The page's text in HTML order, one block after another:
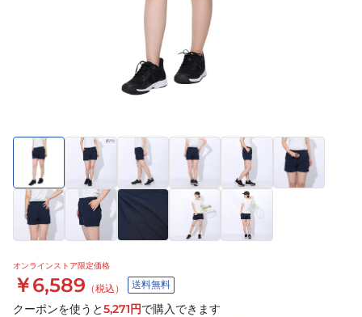
オンラインストア限定価格
￥6,589 （税込） 送料無料
クーポンを使うと5,271円で購入できます